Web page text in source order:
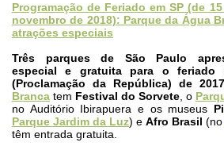
Programação de Feriado em SP (de
novembro de 2018): Parque da Água
atrações especiais
Três parques de São Paulo
especial e gratuita para o feriado
(Proclamação da República) de 2017
Branca tem Festival do Sorvete , o
no Auditório Ibirapuera e os museus
Parque Jardim da Luz) e Afro Brasil (no
têm entrada gratuita.